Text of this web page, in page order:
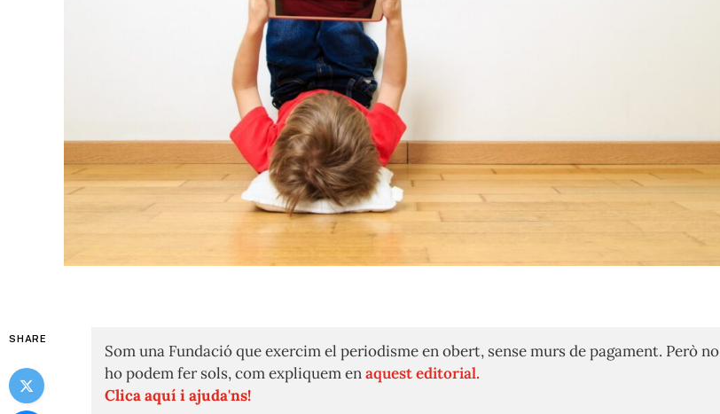
SHARE
Som una Fundació que exercim el periodisme en obert, sense murs de pagament. Però no
ho podem fer sols, com expliquem enaquest editorial.
Clica aquí i ajuda'ns!